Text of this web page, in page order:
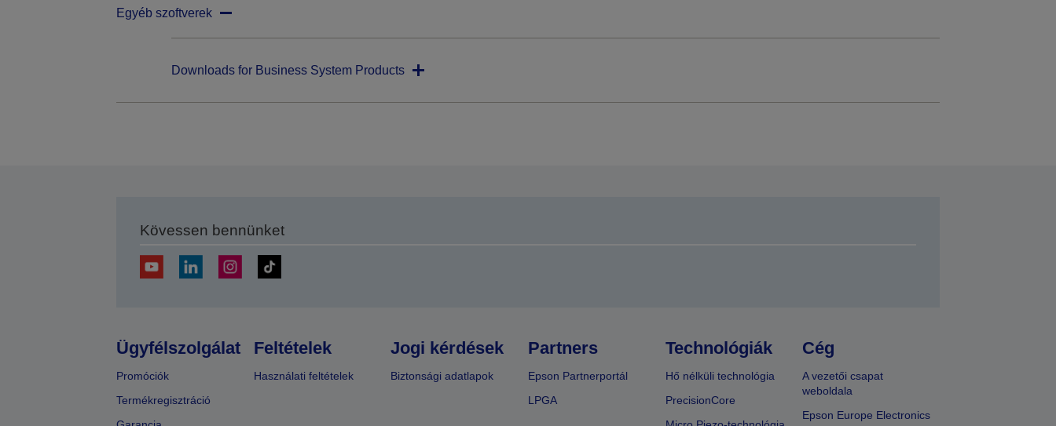
Egyéb szoftverek
Downloads for Business System Products
Kövessen bennünket
Ügyfélszolgálat
Promóciók
Termékregisztráció
Feltételek
Használati feltételek
Jogi kérdések
Biztonsági adatlapok
Partners
Epson Partnerportál
LPGA
Technológiák
Hő nélküli technológia
PrecisionCore
Cég
A vezetői csapat
weboldala
Epson Europe Electronics